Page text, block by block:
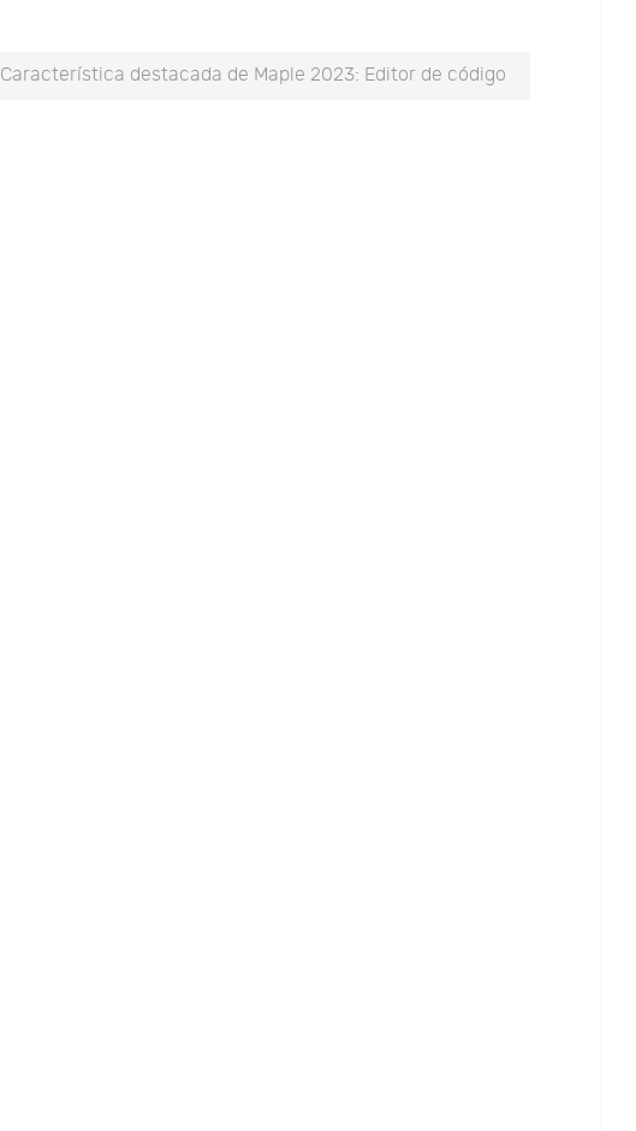
Característica destacada de Maple 2023: Editor de código